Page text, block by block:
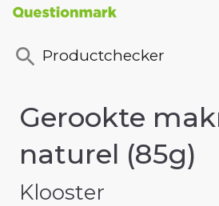
Productchecker
Gerookte
naturel (85g)
Klooster